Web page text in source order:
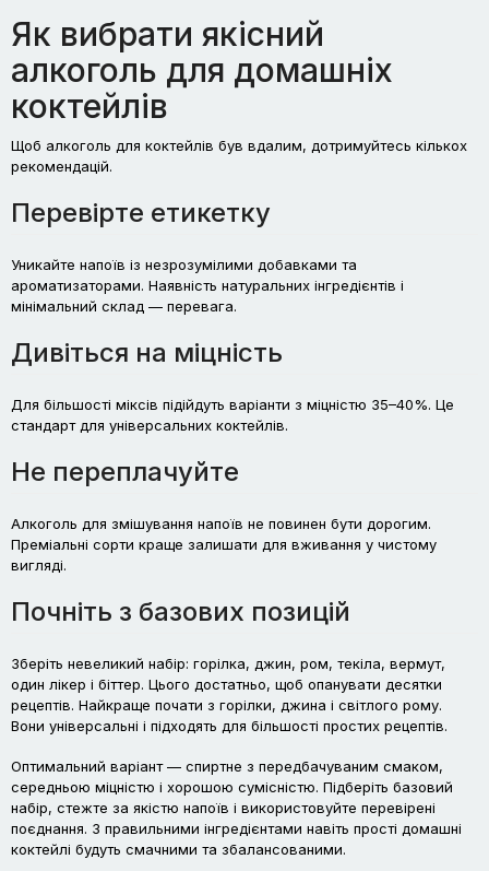
Як вибрати якісний
алкоголь для домашніх
коктейлів
Щоб алкоголь для коктейлів був вдалим, дотримуйтесь кількох
рекомендацій.
Перевірте етикетку
Уникайте напоїв із незрозумілими добавками та
ароматизаторами. Наявність натуральних інгредієнтів і
мінімальний склад — перевага.
Дивіться на міцність
Для більшості міксів підійдуть варіанти з міцністю 35–40%. Це
стандарт для універсальних коктейлів.
Не переплачуйте
Алкоголь для змішування напоїв не повинен бути дорогим.
Преміальні сорти краще залишати для вживання у чистому
вигляді.
Почніть з базових позицій
Зберіть невеликий набір: горілка, джин, ром, текіла, вермут,
один лікер і біттер. Цього достатньо, щоб опанувати десятки
рецептів. Найкраще почати з горілки, джина і світлого рому.
Вони універсальні і підходять для більшості простих рецептів.
Оптимальний варіант — спиртне з передбачуваним смаком,
середньою міцністю і хорошою сумісністю. Підберіть базовий
набір, стежте за якістю напоїв і використовуйте перевірені
поєднання. З правильними інгредієнтами навіть прості домашні
коктейлі будуть смачними та збалансованими.